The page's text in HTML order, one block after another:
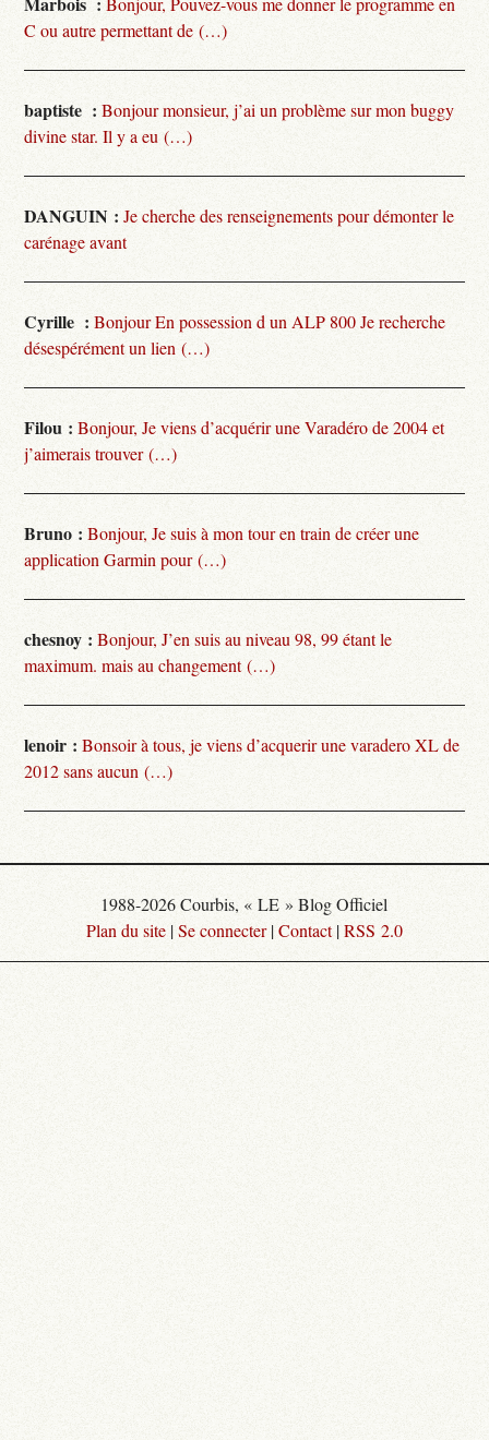
C ou autre permettant de (…)
baptiste : Bonjour monsieur, j’ai un problème sur mon buggy
divine star. Il y a eu (…)
DANGUIN : Je cherche des renseignements pour démonter le
carénage avant
Cyrille : Bonjour En possession d un ALP 800 Je recherche
désespérément un lien (…)
Filou : Bonjour, Je viens d’acquérir une Varadéro de 2004 et
j’aimerais trouver (…)
Bruno : Bonjour, Je suis à mon tour en train de créer une
application Garmin pour (…)
chesnoy : Bonjour, J’en suis au niveau 98, 99 étant le
maximum. mais au changement (…)
lenoir : Bonsoir à tous, je viens d’acquerir une varadero XL de
2012 sans aucun (…)
1988-2026 Courbis, « LE » Blog Officiel
Plan du site |Se connecter|Contact|RSS 2.0